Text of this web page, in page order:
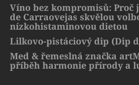
Víno bez kompromisů: Proč
de Carraovejas skvělou
nízkohistaminovou dietou
Lilkovo-pistáciový dip (Dip
Med & řemeslná značka
příběh harmonie přírody a